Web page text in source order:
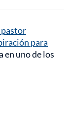
pastor
para
en uno de los